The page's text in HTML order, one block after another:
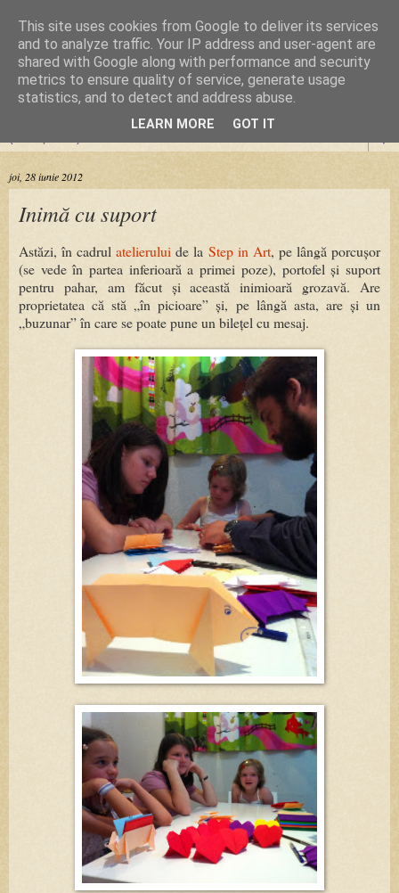
Cursuri Origami
Dragoste de la prima pliere
▼
joi, 28 iunie 2012
Inimă cu suport
Astăzi, în cadrulatelierului de la Step in Art, pe lângă porcușor
(se vede în partea inferioară a primei poze), portofel și suport
pentru pahar, am făcut și această inimioară grozavă. Are
proprietatea că stă „în picioare” și, pe lângă asta, are și un
„buzunar” în care se poate pune un bilețel cu mesaj.
This site uses cookies from Google to deliver its services
and to analyze traffic. Your IP address and user-agent are
shared with Google along with performance and security
metrics to ensure quality of service, generate usage
statistics, and to detect and address abuse.
LEARN MORE GOT IT